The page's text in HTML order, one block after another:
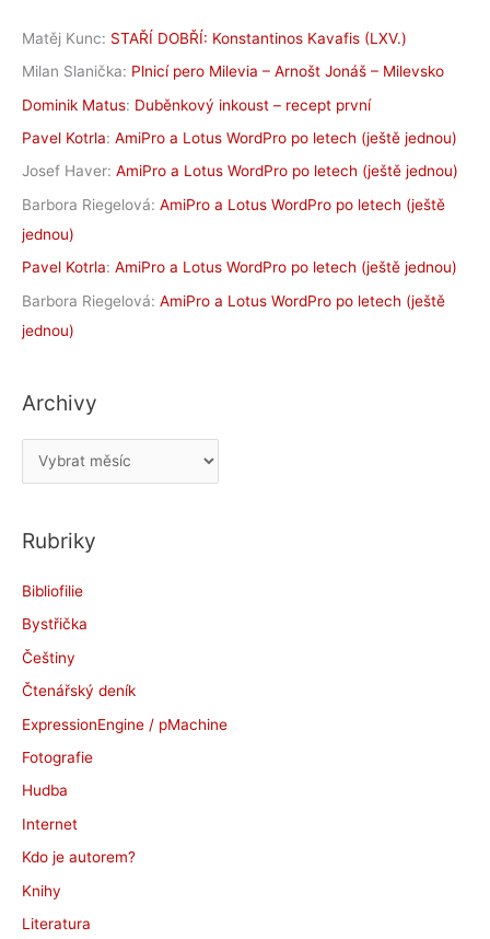
Matěj Kunc: STAŘÍ DOBŘÍ: Konstantinos Kavafis (LXV.)
Milan Slanička: Plnicí pero Milevia – Arnošt Jonáš – Milevsko
Dominik Matus: Duběnkový inkoust – recept první
Pavel Kotrla: AmiPro a Lotus WordPro po letech (ještě jednou)
Josef Haver: AmiPro a Lotus WordPro po letech (ještě jednou)
Barbora Riegelová: AmiPro a Lotus WordPro po letech (ještě
jednou)
Pavel Kotrla: AmiPro a Lotus WordPro po letech (ještě jednou)
Barbora Riegelová: AmiPro a Lotus WordPro po letech (ještě
jednou)
Archivy
r
h
v
y
Rubriky
Bibliofilie
Bystřička
Češtiny
Čtenářský deník
ExpressionEngine / pMachine
Fotografie
Hudba
Internet
Kdo je autorem?
Knihy
Literatura